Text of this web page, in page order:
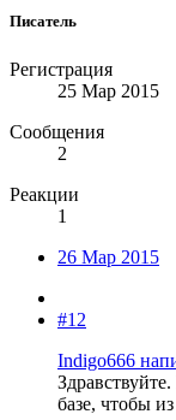
Писатель
Регистрация
25 Мар 2015
Сообщения
2
Реакции
1
26 Мар 2015
#12
Indigo666
базе, чтобы